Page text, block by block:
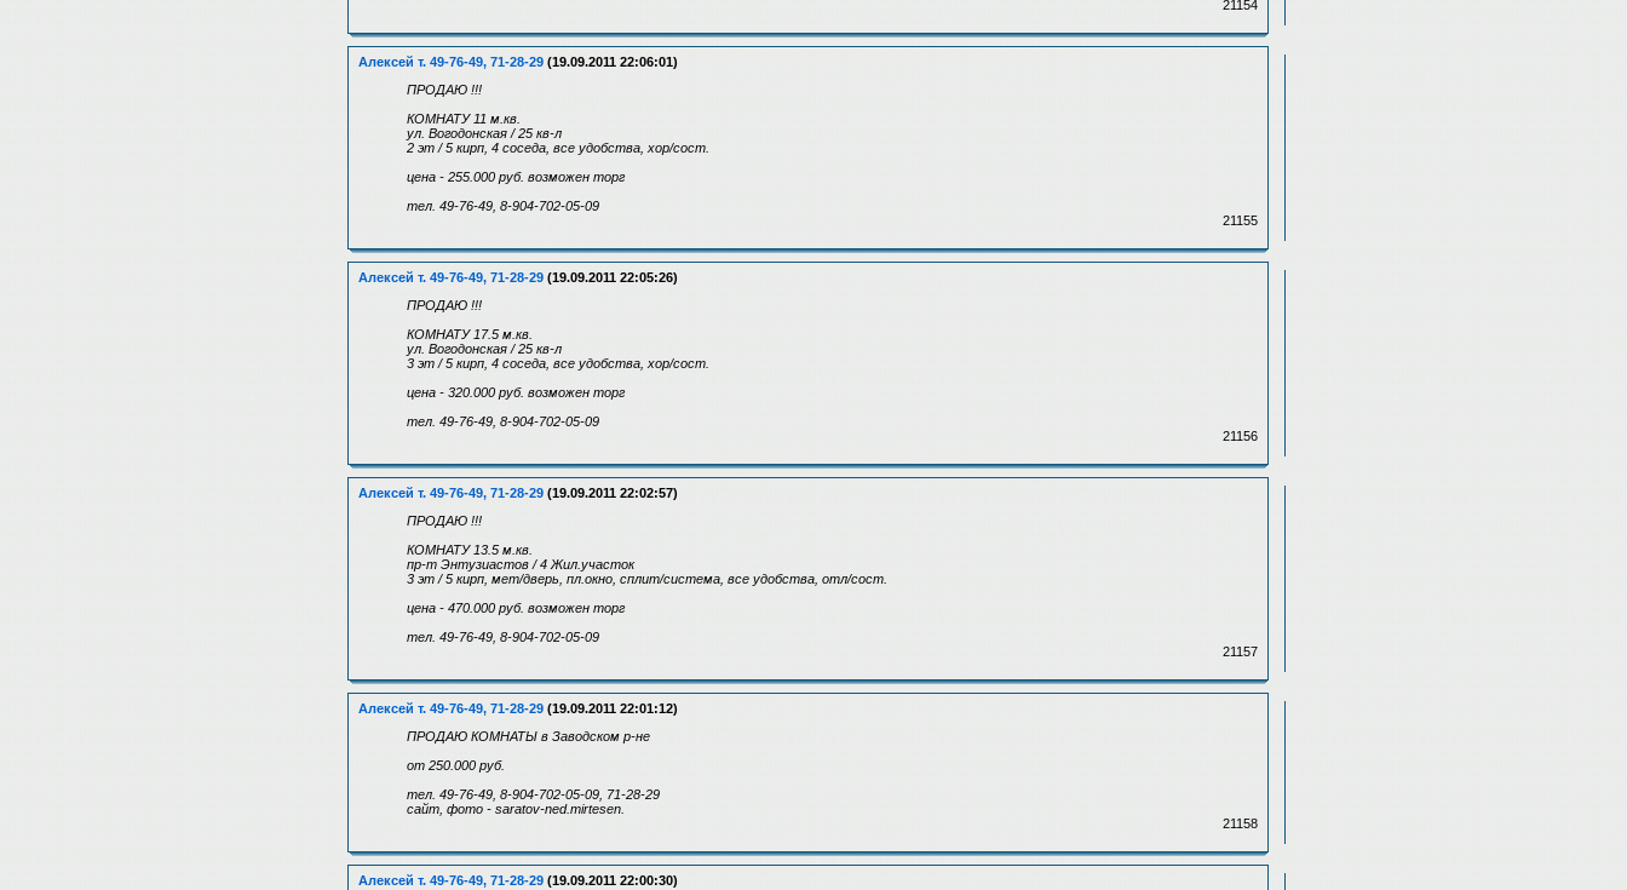
21154
Алексей т. 49-76-49, 71-28-29 (19.09.2011 22:06:01)
ПРОДАЮ !!!
КОМНАТУ 11 м.кв.
ул. Вогодонская / 25 кв-л
2 эт / 5 кирп, 4 соседа, все удобства, хор/сост.
цена - 255.000 руб. возможен торг
тел. 49-76-49, 8-904-702-05-09
21155
Алексей т. 49-76-49, 71-28-29 (19.09.2011 22:05:26)
ПРОДАЮ !!!
КОМНАТУ 17.5 м.кв.
ул. Вогодонская / 25 кв-л
3 эт / 5 кирп, 4 соседа, все удобства, хор/сост.
цена - 320.000 руб. возможен торг
тел. 49-76-49, 8-904-702-05-09
21156
Алексей т. 49-76-49, 71-28-29 (19.09.2011 22:02:57)
ПРОДАЮ !!!
КОМНАТУ 13.5 м.кв.
пр-т Энтузиастов / 4 Жил.участок
3 эт / 5 кирп, мет/дверь, пл.окно, сплит/система, все удобства, отл/сост.
цена - 470.000 руб. возможен торг
тел. 49-76-49, 8-904-702-05-09
21157
Алексей т. 49-76-49, 71-28-29 (19.09.2011 22:01:12)
ПРОДАЮ КОМНАТЫ в Заводском р-не
от 250.000 руб.
тел. 49-76-49, 8-904-702-05-09, 71-28-29
сайт, фото - saratov-ned.mirtesen.
21158
Алексей т. 49-76-49, 71-28-29 (19.09.2011 22:00:30)